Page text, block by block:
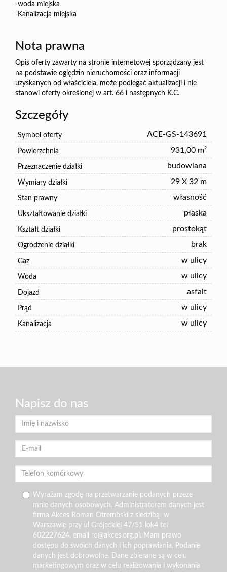
-woda miejska
-Kanalizacja miejska
Nota prawna
Opis oferty zawarty na stronie internetowej sporządzany jest
na podstawie oględzin nieruchomości oraz informacji
uzyskanych od właściciela, może podlegać aktualizacji i nie
stanowi oferty określonej w art. 66 i następnych K.C.
Szczegóły
Symbol oferty ACE-GS-143691
Powierzchnia 931,00 m²
Przeznaczenie działki budowlana
Wymiary działki 29 X 32 m
Stan prawny własność
Ukształtowanie działki płaska
Kształt działki prostokąt
Ogrodzenie działki brak
Gaz w ulicy
Woda w ulicy
Dojazd asfalt
Prąd w ulicy
Kanalizacja w ulicy
Napisz do nas
Wyrażam zgodę na przetwarzanie podanych przeze
mnie danych osobowych. Administratorem danych jest
firma Akces Roman Otrembski z siedzibą w
Warszawie przy ul Grójeckiej 47/51 lok4 tel
602227624, email ro@akces.org.pl. Mam prawo
dostępu do swoich danych i ich poprawiania. Podanie
danych jest dobrowolne. Dane zbierane są w celu
marketingowym oraz w celu realizowania i wykonania